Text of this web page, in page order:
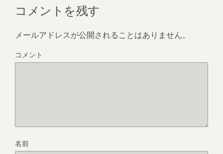
コメントを残す
メールアドレスが公開されることはありません。
コメント
名前